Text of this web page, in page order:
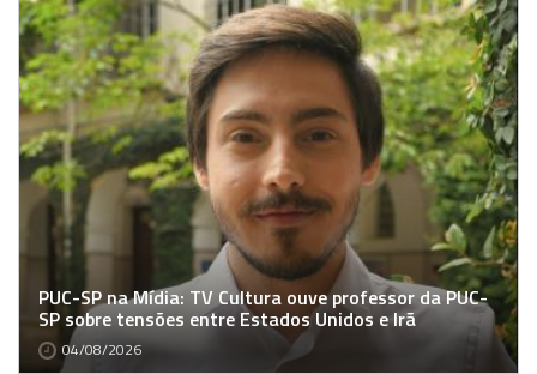
PUC-SP na Mídia: TV Cultura ouve professor da PUC-
SP sobre tensões entre Estados Unidos e Irã
04/08/2026